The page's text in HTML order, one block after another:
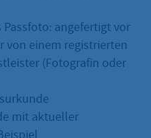
angefertigt vor
von einem registrierten
(Fotografin oder
mit aktueller